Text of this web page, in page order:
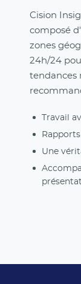
Cision
composé
zones
24h/24
tendances
Travail
Une